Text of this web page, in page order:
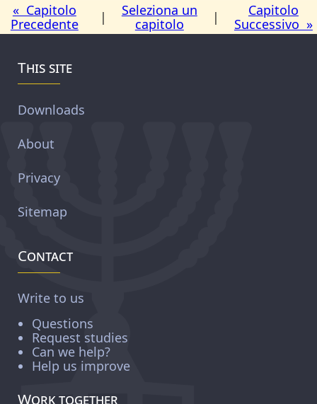
« Capitolo
Precedente
|
Seleziona un
capitolo
|
Capitolo
Successivo »
This site
Downloads
About
Privacy
Sitemap
Contact
Write to us
Questions
Request studies
Can we help?
Help us improve
Work together